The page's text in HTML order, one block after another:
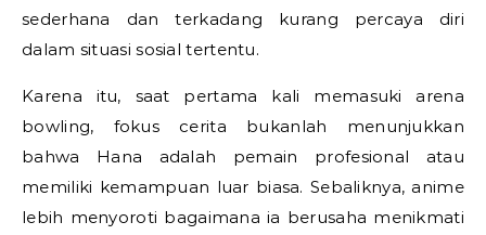
sederhana dan terkadang kurang percaya diri
dalam situasi sosial tertentu.
Karena itu, saat pertama kali memasuki arena
bowling, fokus cerita bukanlah menunjukkan
bahwa Hana adalah pemain profesional atau
memiliki kemampuan luar biasa. Sebaliknya, anime
lebih menyoroti bagaimana ia berusaha menikmati